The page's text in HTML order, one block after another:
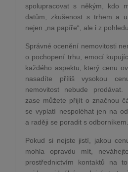
spolupracovat s někým, kdo
datům, zkušenost s trhem a
nejen „na papíře“, ale i z
Správné ocenění nemovitosti
o pochopení trhu, emocí
každého aspektu, který cenu
nasadíte příliš vysokou
nemovitost nebude
zase můžete přijít o značnou
se vyplatí nespoléhat jen na
a raději se poradit s odborníkem.
Pokud si nejste jistí, jakou
mohla opravdu mít,
prostřednictvím kontaktů na